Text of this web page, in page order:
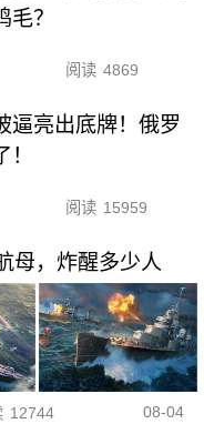
？
阅读 4869
逼亮出底牌！俄罗
阅读 15959
母，炸醒多少人
12744 08-04